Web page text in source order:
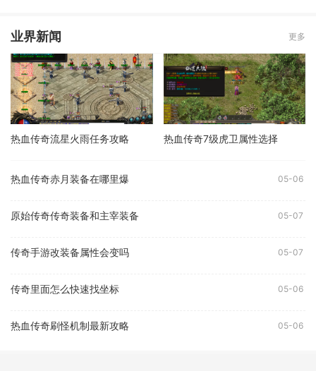
业界新闻 更多
热血传奇流星火雨任务攻略 热血传奇7级虎卫属性选择
热血传奇赤月装备在哪里爆 05-06
原始传奇传奇装备和主宰装备 05-07
传奇手游改装备属性会变吗 05-07
传奇里面怎么快速找坐标 05-06
热血传奇刷怪机制最新攻略 05-06